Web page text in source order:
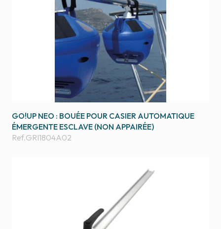
GO!UP NEO : BOUÉE POUR CASIER AUTOMATIQUE
ÉMERGENTE ESCLAVE (NON APPAIRÉE)
Ref.GRI1804A02